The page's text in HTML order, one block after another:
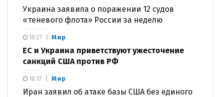
Украина заявила о поражении 12 судов
«теневого флота» России за неделю
Мир
ЕС и Украина приветствуют ужесточение
санкций США против РФ
10:27
Мир
Иран заявил об атаке базы США без единого
10:17